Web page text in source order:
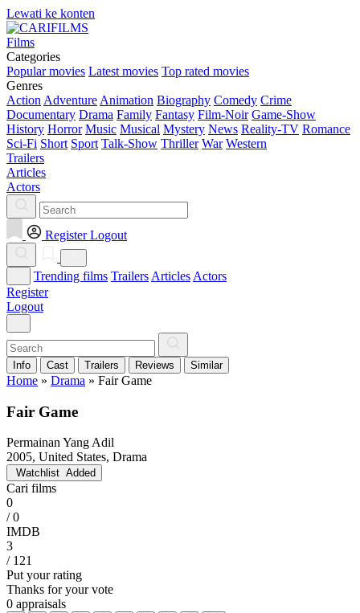
Lewati ke konten
Films
Categories
Popular movies Latest movies Top rated movies
Genres
Action Adventure Animation Biography Comedy Crime
Documentary Drama Family Fantasy Film-Noir Game-Show
History Horror Music Musical Mystery News Reality-TV Romance
Sci-Fi Short Sport Talk-Show Thriller War Western
Trailers
Articles
Actors
Register Logout
Trending films Trailers Articles Actors
Register
Logout
Info Cast Trailers Reviews Similar
Home » Drama » Fair Game
Fair Game
Permainan Yang Adil
2005, United States, Drama
Watchlist Added
Cari films
0
/ 0
IMDB
3
/ 121
Put your rating
Thanks for your vote
0 appraisals